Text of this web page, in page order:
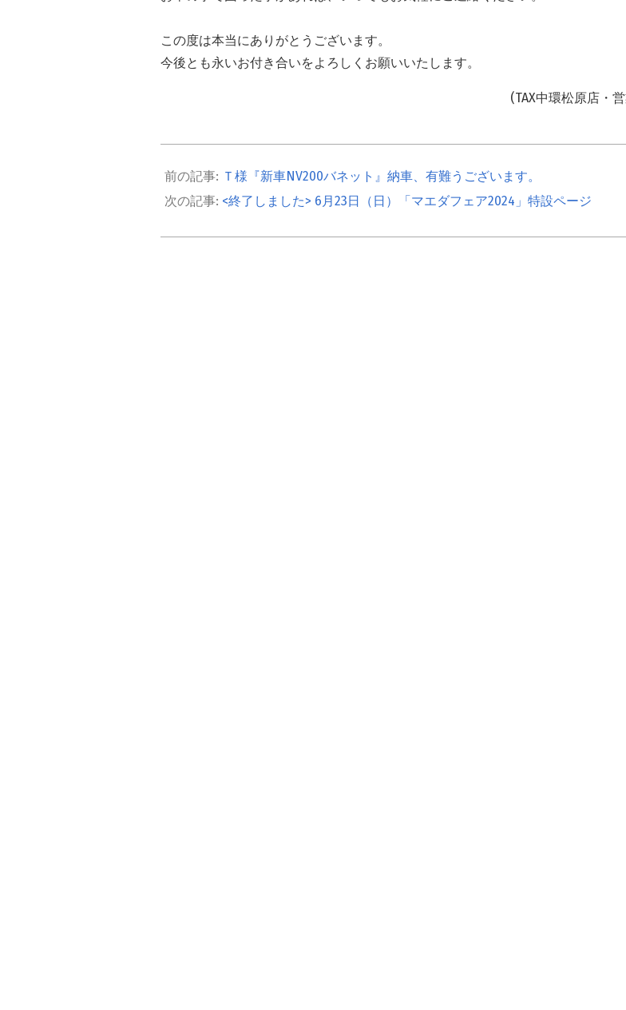
この度は本当にありがとうございます。
今後とも永いお付き合いをよろしくお願いいたします。
(TAX中環松原店・
05-
18
Ｔ様『新車NV200バネット』納車、有難うございます。
<終了しました> 6月23日（日）「マエダフェア2024」特設ページ